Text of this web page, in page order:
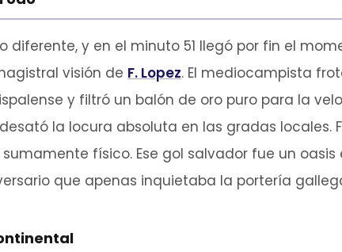
diferente, y en el minuto 51 llegó por fin el
visión de F. Lopez. El mediocampista
y filtró un balón de oro puro para la
la locura absoluta en las gradas locales.
físico. Ese gol salvador fue un
que apenas inquietaba la portería